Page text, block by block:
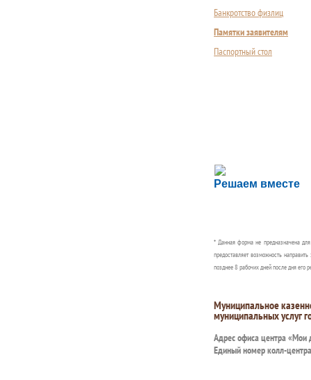
Банкротство физлиц
Памятки заявителям
Паспортный стол
Решаем вместе
Сложности с
Сообщите об этом
* Данная форма не предназначена
предоставляет возможность
позднее 8 рабочих дней после дня его
Муниципальное
муниципальных услуг
Адрес офиса центра «Мои
Единый номер колл-